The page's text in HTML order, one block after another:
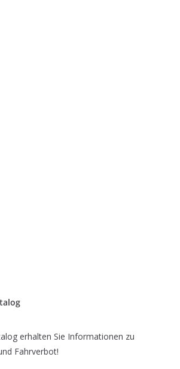
erhalten Sie Informationen zu
Fahrverbot!